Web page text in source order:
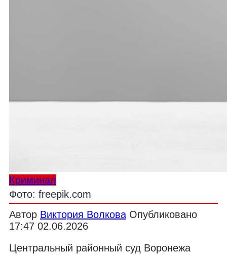
Криминал
Фото: freepik.com
Автор Виктория Волкова Опубликовано
17:47 02.06.2026
Центральный районный суд Воронежа